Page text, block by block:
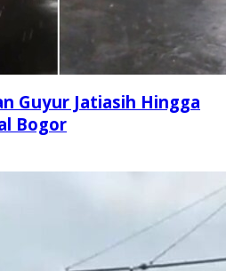
Guyur Jatiasih Hingga
Bogor